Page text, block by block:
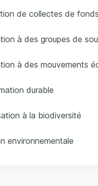
de collectes de
à des groupes de
à des mouvements
durable
à la biodiversité
environnementale